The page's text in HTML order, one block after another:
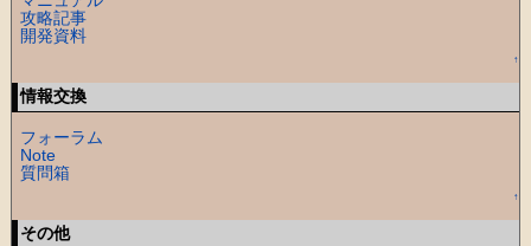
攻略記事
開発資料
↑
情報交換
フォーラム
Note
質問箱
↑
その他